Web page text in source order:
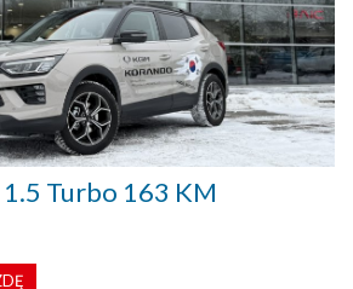
Turbo 163 KM